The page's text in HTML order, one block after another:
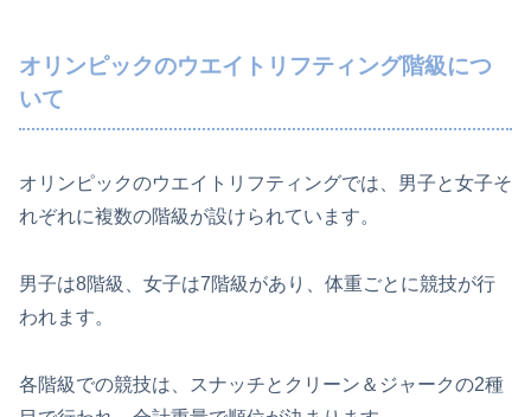
オリンピックのウエイトリフティング階級につ
いて
オリンピックのウエイトリフティングでは、男子と女子そ
れぞれに複数の階級が設けられています。
男子は8階級、女子は7階級があり、体重ごとに競技が行
われます。
各階級での競技は、スナッチとクリーン＆ジャークの2種